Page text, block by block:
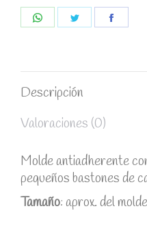
Descripción
Valoraciones (0)
Molde antiadherente
pequeños bastones de
Tamaño: aprox. del